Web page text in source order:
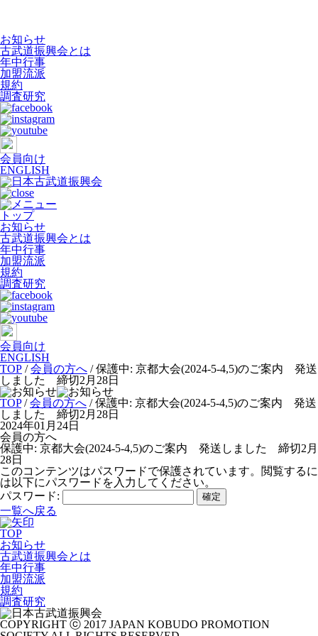
お知らせ
古武道振興会とは
年中行事
加盟流派
規約
調査研究
会員向け
ENGLISH
トップ
お知らせ
古武道振興会とは
年中行事
加盟流派
規約
調査研究
会員向け
ENGLISH
TOP /会員の方へ /保護中: 京都大会(2024-5-4,5)のご案内 発送
しました 締切2月28日
TOP/会員の方へ / 保護中: 京都大会(2024-5-4,5)のご案内 発送
しました 締切2月28日
2024年01月24日
会員の方へ
保護中: 京都大会(2024-5-4,5)のご案内 発送しました 締切2月
28日
このコンテンツはパスワードで保護されています。閲覧するに
は以下にパスワードを入力してください。
パスワード:
一覧へ戻る
TOP
お知らせ
古武道振興会とは
年中行事
加盟流派
規約
調査研究
COPYRIGHT ⓒ 2017 JAPAN KOBUDO PROMOTION